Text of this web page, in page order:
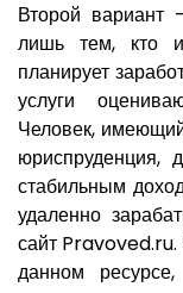
Второй вариант
лишь тем, кто
планирует
услуги
Человек,
юриспруденция,
стабильным
удаленно
сайт Pravoved.ru.
данном ресурсе,